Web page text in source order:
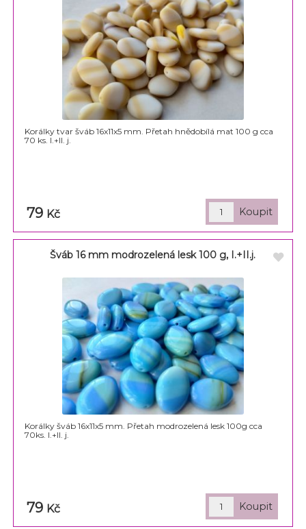
Korálky tvar šváb 16x11x5 mm. Přetah hnědobílá mat 100 g cca
70 ks. I.+II. j.
79 Kč
Šváb 16 mm modrozelená lesk 100 g, I.+II.j.
Korálky šváb 16x11x5 mm. Přetah modrozelená lesk 100g cca
70ks. I.+II. j.
79 Kč